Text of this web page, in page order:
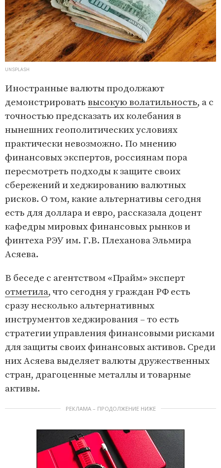
UNSPLASH
Иностранные валюты продолжают
демонстрировать высокую волатильность, а с
точностью предсказать их колебания в
нынешних геополитических условиях
практически невозможно. По мнению
финансовых экспертов, россиянам пора
пересмотреть подходы к защите своих
сбережений и хеджированию валютных
рисков. О том, какие альтернативы сегодня
есть для доллара и евро, рассказала доцент
кафедры мировых финансовых рынков и
финтеха РЭУ им. Г.В. Плеханова Эльмира
Асяева.
В беседе с агентством «Прайм» эксперт
отметила, что сегодня у граждан РФ есть
сразу несколько альтернативных
инструментов хеджирования – то есть
стратегии управления финансовыми рисками
для защиты своих финансовых активов. Среди
них Асяева выделяет валюты дружественных
стран, драгоценные металлы и товарные
активы.
РЕКЛАМА – ПРОДОЛЖЕНИЕ НИЖЕ